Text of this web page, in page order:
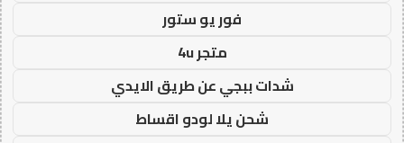
فور يو ستور
متجر 4u
شدات ببجي عن طريق الايدي
شحن يلا لودو اقساط